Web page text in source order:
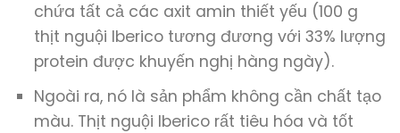
chứa tất cả các axit amin thiết yếu (100 g
thịt nguội Iberico tương đương với 33% lượng
protein được khuyến nghị hàng ngày).
Ngoài ra, nó là sản phẩm không cần chất tạo
màu. Thịt nguội Iberico rất tiêu hóa và tốt